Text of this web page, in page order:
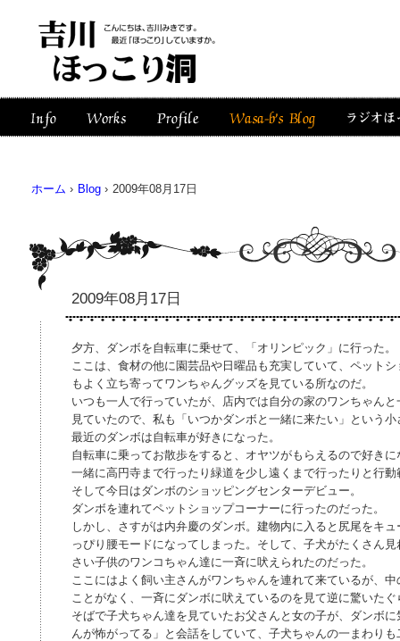
ホーム › Blog › 2009年08月17日
2009年08月17日
夕方、ダンボを自転車に乗せて、「オリンピック」に行った。
ここは、食材の他に園芸品や日曜品も充実していて、ペット
もよく立ち寄ってワンちゃんグッズを見ている所なのだ。
いつも一人で行っていたが、店内では自分の家のワンちゃん
見ていたので、私も「いつかダンボと一緒に来たい」という
最近のダンボは自転車が好きになった。
自転車に乗ってお散歩をすると、オヤツがもらえるので好き
一緒に高円寺まで行ったり緑道を少し遠くまで行ったりと行
そして今日はダンボのショッピングセンターデビュー。
ダンボを連れてペットショップコーナーに行ったのだった。
しかし、さすがは内弁慶のダンボ。建物内に入ると尻尾をキ
っぴり腰モードになってしまった。そして、子犬がたくさん
さい子供のワンコちゃん達に一斉に吠えられたのだった。
ここにはよく飼い主さんがワンちゃんを連れて来ているが、
ことがなく、一斉にダンボに吠えているのを見て逆に驚いたぐ
そばで子犬ちゃん達を見ていたお父さんと女の子が、ダンボ
んが怖がってる」と会話をしていて、子犬ちゃんの一まわり